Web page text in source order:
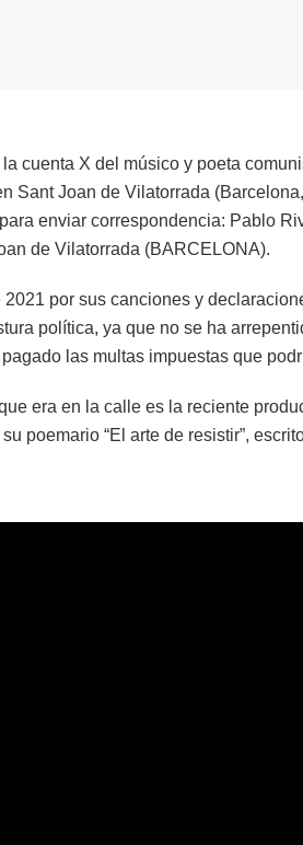
cuenta X del músico y poeta
Sant Joan de Vilatorrada
enviar correspondencia: Pablo
de Vilatorrada (BARCELONA).
por sus canciones y
política, ya que no se ha
las multas impuestas que
era en la calle es la reciente
poemario “El arte de resistir”,